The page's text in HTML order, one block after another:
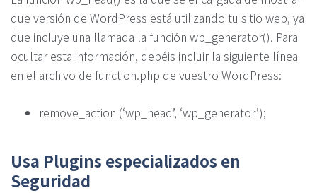
que versión de WordPress está utilizando tu sitio web, ya
que incluye una llamada la función wp_generator(). Para
ocultar esta información, debéis incluir la siguiente línea
en el archivo de function.php de vuestro WordPress:
remove_action (‘wp_head’, ‘wp_generator’);
Usa Plugins especializados en
Seguridad